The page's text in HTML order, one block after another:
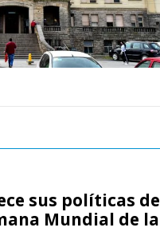
sus políticas de
Mundial de la